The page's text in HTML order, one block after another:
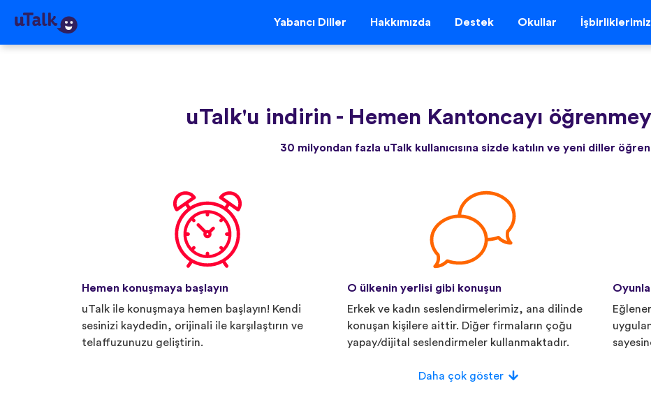
Yabancı Diller Hakkımızda Destek Okullar İşbirliklerimiz
uTalk'u indirin - Hemen Kantoncayı
30 milyondan fazla uTalk kullanıcısına sizde katılın ve yeni diller
Hemen konuşmaya başlayın
uTalk ile konuşmaya hemen başlayın! Kendi
sesinizi kaydedin, orijinali ile karşılaştırın ve
telaffuzunuzu geliştirin.
O ülkenin yerlisi gibi konuşun
Erkek ve kadın seslendirmelerimiz, ana dilinde
konuşan kişilere aittir. Diğer firmaların çoğu
yapay/dijital seslendirmeler kullanmaktadır.
Daha çok göster